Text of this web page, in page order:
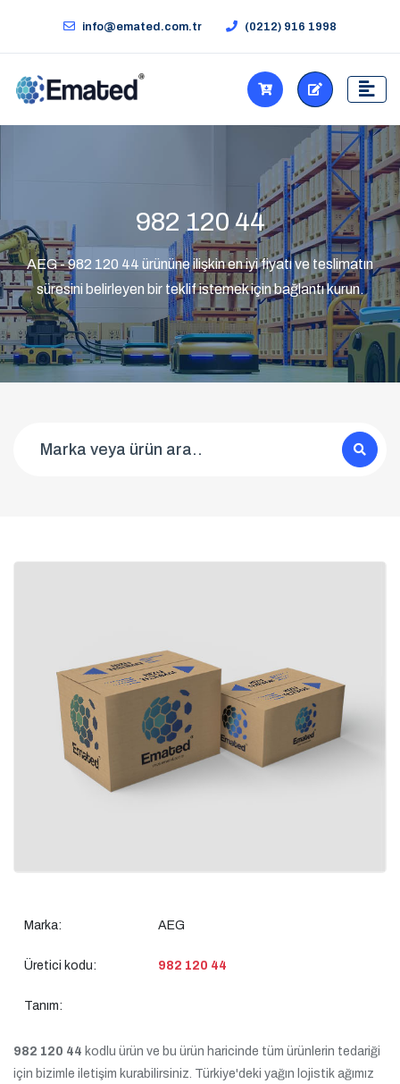
info@emated.com.tr (0212) 916 1998
982 120 44
AEG - 982 120 44 ürününe ilişkin en iyi fiyatı ve teslimatın
süresini belirleyen bir teklif istemek için bağlantı kurun.
Marka: AEG
Üretici kodu: 982 120 44
Tanım:
982 120 44 kodlu ürün ve bu ürün haricinde tüm ürünlerin tedariği
için bizimle iletişim kurabilirsiniz. Türkiye'deki yağın lojistik ağımız